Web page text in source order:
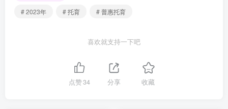
慧爱星光托育：肩负区托育行业标杆使命，践行国企社
# 2023年
# 托育 # 普惠托育
喜欢就支持一下吧
点赞34 分享 收藏